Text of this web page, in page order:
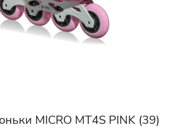
MICRO MT4S PINK (39)